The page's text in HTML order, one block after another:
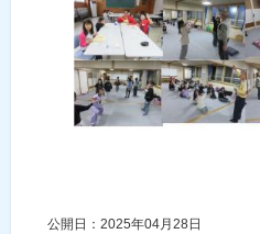
公開日：2025年04月28日